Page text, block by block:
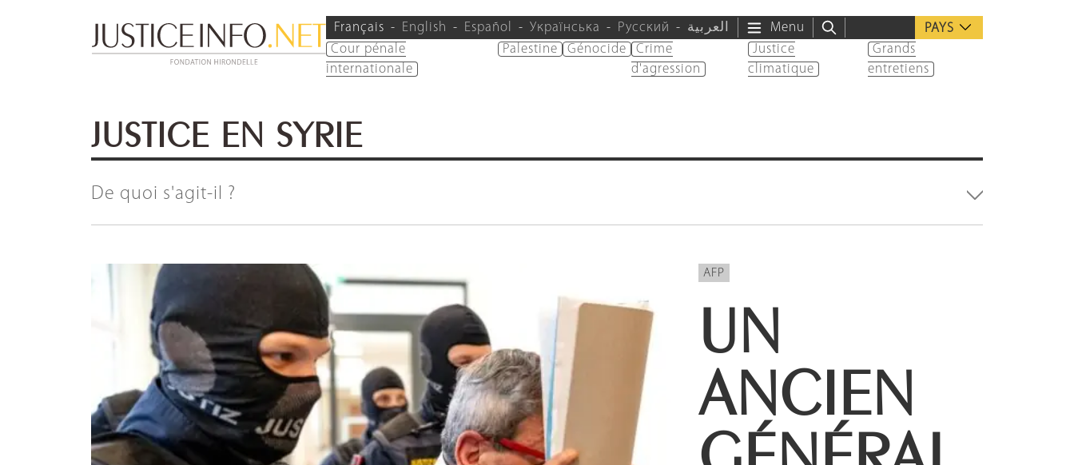
Français English Español Українська Русский العربية Menu
PAYS
Cour pénale
internationale
Palestine Génocide
Crime
d'agression
Justice
climatique
Grands
entretiens
JUSTICE EN SYRIE
De quoi s'agit-il ?
AFP
UN
ANCIEN
GÉNÉRAL